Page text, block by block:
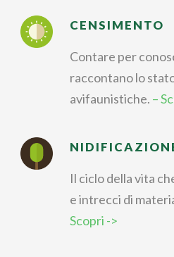
CENSIMENTO
Contare per
raccontano lo
avifaunistiche. –
Il ciclo della vita
e intrecci di
Scopri ->